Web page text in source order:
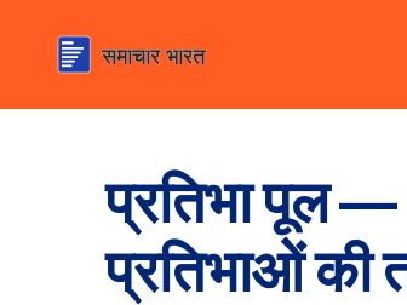
प्रतिभा पूल
प्रतिभाओं की